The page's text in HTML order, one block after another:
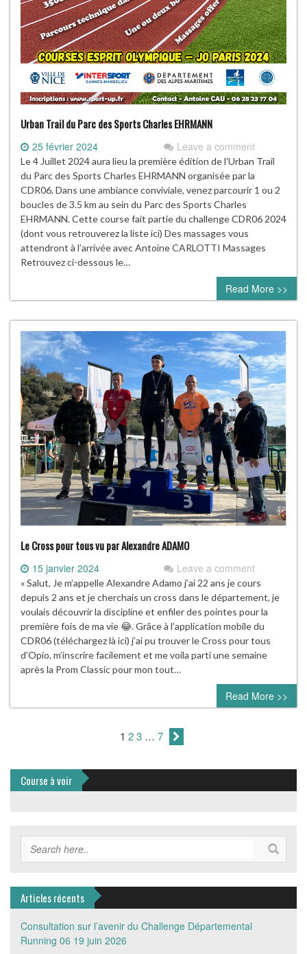
Urban Trail du Parc des Sports Charles EHRMANN
25 février 2024 Leave a comment
Le 4 Juillet 2024 aura lieu la première édition de l’Urban Trail
du Parc des Sports Charles EHRMANN organisée par la
CDR06. Dans une ambiance conviviale, venez parcourir 1 ou 2
boucles de 3.5 km au sein du Parc des Sports Charles
EHRMANN. Cette course fait partie du challenge CDR06 2024
(dont vous retrouverez la liste ici) Des massages vous
attendront à l’arrivée avec Antoine CARLOTTI Massages
Retrouvez ci-dessous le…
Read More >>
Le Cross pour tous vu par Alexandre ADAMO
15 janvier 2024 Leave a comment
« Salut, Je m’appelle Alexandre Adamo j’ai 22 ans je cours
depuis 2 ans et je cherchais un cross dans le département, je
voulais découvrir la discipline et enfiler des pointes pour la
première fois de ma vie 😂. Grâce à l’application mobile du
CDR06 (téléchargez là ici) j’ai pu trouver le Cross pour tous
d’Opio, m’inscrire facilement et me voila parti une semaine
après la Prom Classic pour mon tout…
Read More >>
1 23 … 7
Course à voir
Articles récents
Consultation sur l’avenir du Challenge Départemental
Running 06 19 juin 2026